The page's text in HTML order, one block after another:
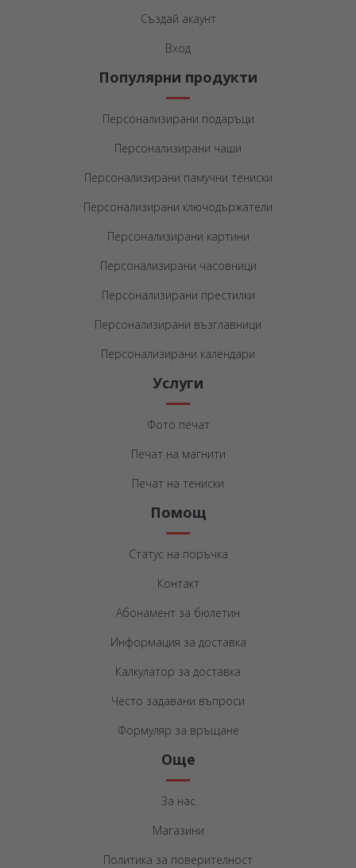
Създай акаунт
Вход
Популярни продукти
Персонализирани подаръци
Персонализирани чаши
Персонализирани памучни тениски
Персонализирани ключодържатели
Персонализирани картини
Персонализирани часовници
Персонализирани престилки
Персонализирани възглавници
Персонализирани календари
Услуги
Фото печат
Печат на магнити
Печат на тениски
Помощ
Статус на поръчка
Контакт
Абонамент за бюлетин
Информация за доставка
Калкулатор за доставка
Често задавани въпроси
Формуляр за връщане
Още
За нас
Магазини
Политика за поверителност